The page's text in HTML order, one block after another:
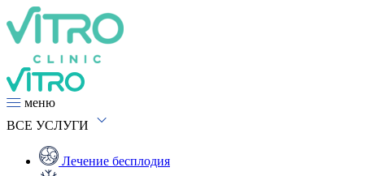
меню
ВСЕ УСЛУГИ
Лечение бесплодия